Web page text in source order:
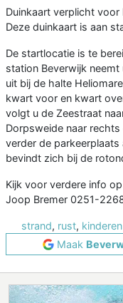
Duinkaart verplicht
Deze duinkaart is aan
De startlocatie is te
station Beverwijk neemt
uit bij de halte
kwart voor en kwart
volgt u de Zeestraat
Dorpsweide naar
verder de
bevindt zich bij de
Kijk voor verdere info
Joop Bremer 0251-
strand, rust, kinderen
Maak